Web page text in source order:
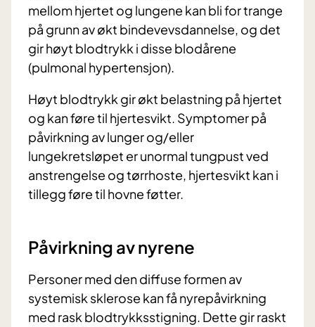
mellom hjertet og lungene kan bli for trange
på grunn av økt bindevevsdannelse, og det
gir høyt blodtrykk i disse blodårene
(pulmonal hypertensjon).
Høyt blodtrykk gir økt belastning på hjertet
og kan føre til hjertesvikt. Symptomer på
påvirkning av lunger og/eller
lungekretsløpet er unormal tungpust ved
anstrengelse og tørrhoste, hjertesvikt kan i
tillegg føre til hovne føtter.
Påvirkning av nyrene
Personer med den diffuse formen av
systemisk sklerose kan få nyrepåvirkning
med rask blodtrykksstigning. Dette gir raskt